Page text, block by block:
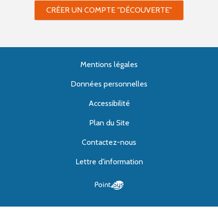
CRÉER UN COMPTE "DÉCOUVERTE"
Mentions légales
Données personnelles
Accessibilité
Plan du Site
Contactez-nous
Lettre d'information